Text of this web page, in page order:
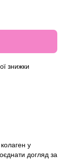
знижки
у
догляд за